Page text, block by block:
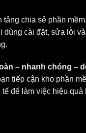
tảng chia sẻ phần
dùng cài đặt, sửa lỗi
– nhanh chóng –
tiếp cận kho phần
để làm việc hiệu quả